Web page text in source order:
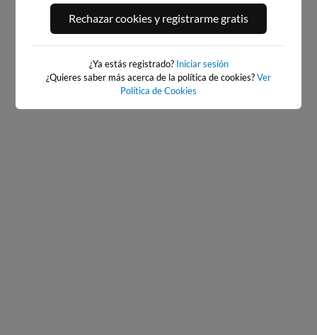
351km · Baiona
0.1 m CHOPI
BAIONA_SANTA_MARTA
351km · Baiona
Rechazar cookies y registrarme gratis
¿Ya estás registrado? Iniciar sesión
¿Quieres saber más acerca de la política de cookies?Ver
Política de Cookies